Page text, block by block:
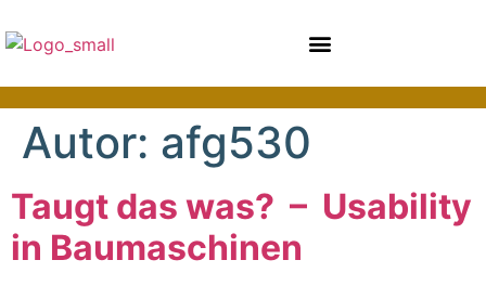
Autor: afg530
Taugt das was? – Usability
in Baumaschinen